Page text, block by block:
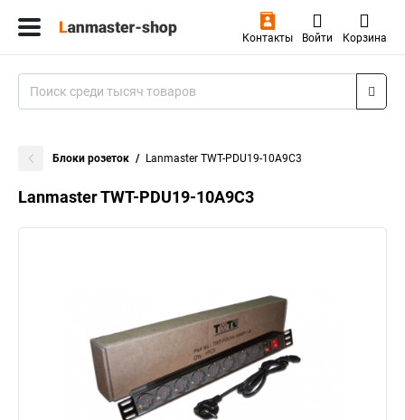
Контакты Войти Корзина
Блоки розеток Lanmaster TWT-PDU19-10A9C3
Lanmaster TWT-PDU19-10A9C3